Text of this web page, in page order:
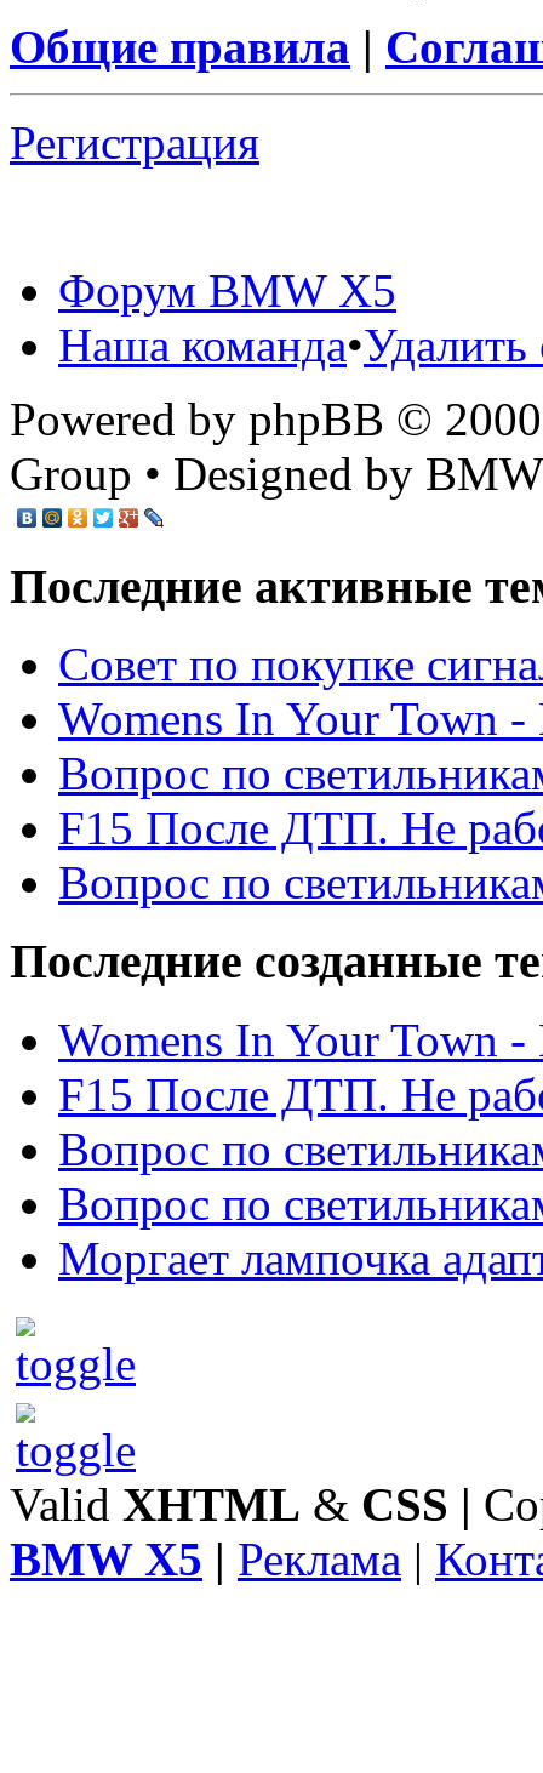
Общие правила |
Регистрация
Форум BMW X5
Наша команда•
Powered by phpBB ©
Group • Designed by
Последние активные
Cовет по покупке
Womens In Your Town
Вопрос по
F15 После ДТП. Не
Вопрос по
Последние созданные
Womens In Your Town
F15 После ДТП. Не
Вопрос по
Вопрос по
Моргает лампочка
Valid XHTML & CSS |
BMW X5 | Реклама |